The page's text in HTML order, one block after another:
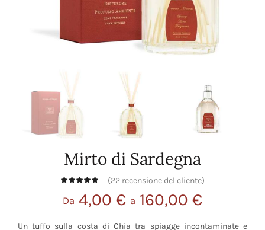
Mirto di Sardegna
(22 recensione del cliente)
Da 4,00 € a 160,00 €
Un tuffo sulla costa di Chia tra spiagge incontaminate e